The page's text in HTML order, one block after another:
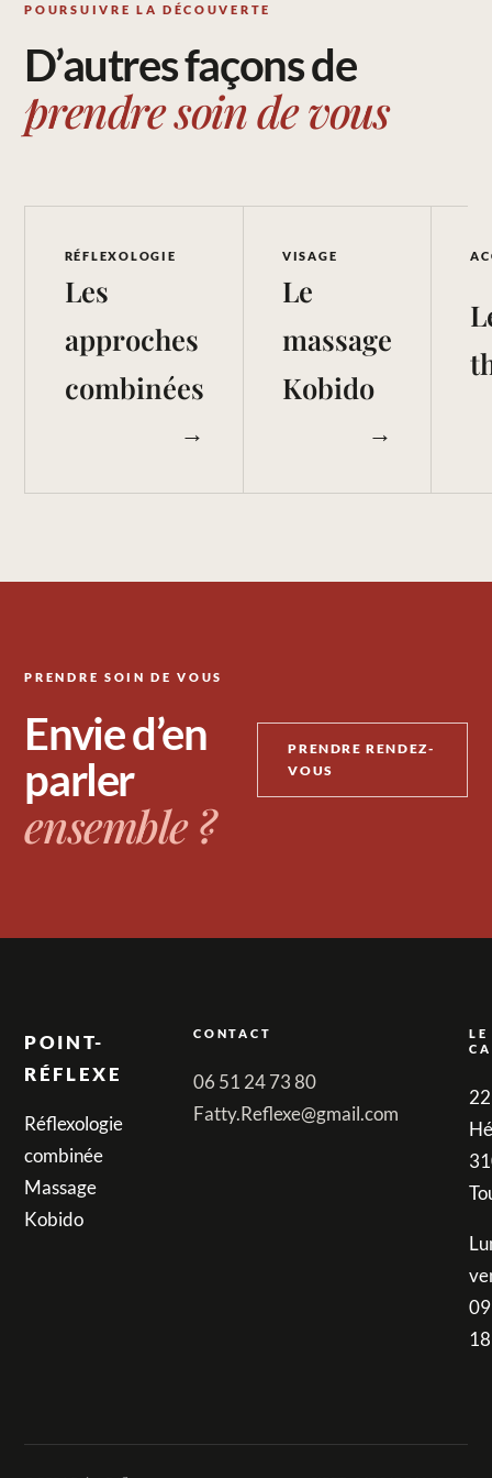
POURSUIVRE LA DÉCOUVERTE
D’autres façons de
prendre soin de vous
RÉFLEXOLOGIE
Les
approches
combinées
→
VISAGE
Le
massage
Kobido
→
PRENDRE SOIN DE VOUS
Envie d’en
parler
ensemble ?
PRENDRE RENDEZ-
VOUS
POINT-
RÉFLEXE
Réflexologie
combinée
Massage
Kobido
CONTACT
06 51 24 73 80
Fatty.Reflexe@gmail.com
LE